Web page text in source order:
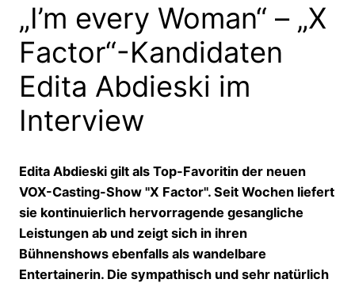
„I’m every Woman“ – „X
Factor“-Kandidaten
Edita Abdieski im
Interview
Edita Abdieski gilt als Top-Favoritin der neuen
VOX-Casting-Show "X Factor". Seit Wochen liefert
sie kontinuierlich hervorragende gesangliche
Leistungen ab und zeigt sich in ihren
Bühnenshows ebenfalls als wandelbare
Entertainerin. Die sympathisch und sehr natürlich